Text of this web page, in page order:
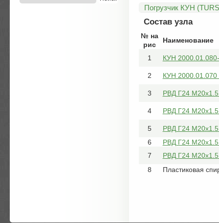
Погрузчик КУН
Состав узла
№ на
рис
Наименование
1 КУН
2 КУН 2000.01.070
3 РВД Г24
4 РВД Г24
5
РВД Г24
6
РВД Г24
7
РВД Г24
8
Пластиковая